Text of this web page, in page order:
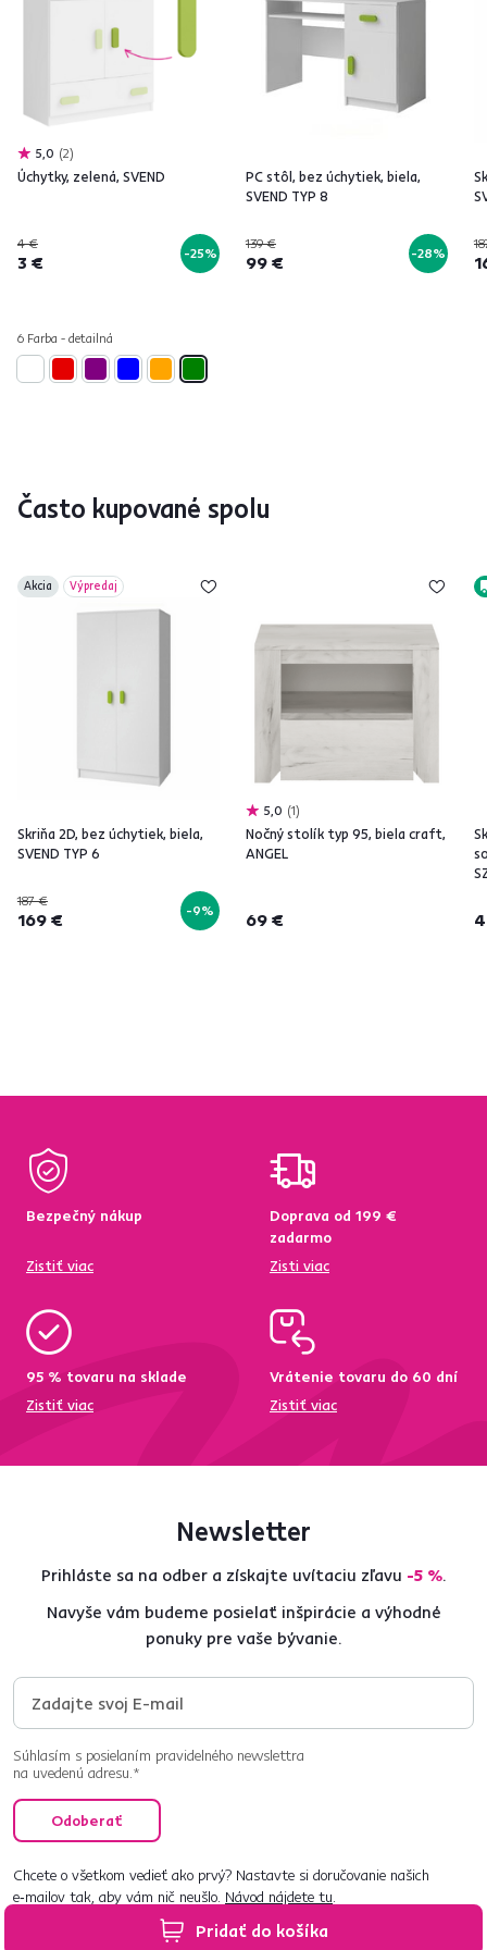
Pridať do košíka
5,0 2
Úchytky, zelená, SVEND
4 €
3 € -25%
6 Farba - detailná
PC stôl, bez úchytiek, biela,
SVEND TYP 8
139 €
99 € -28%
Často kupované spolu
Akcia Výpredaj
Skriňa 2D, bez úchytiek, biela,
SVEND TYP 6
187 €
169 € -9%
5,0 1
Nočný stolík typ 95, biela craft,
ANGEL
69 €
Bezpečný nákup
Zistiť viac
Doprava od 199 €
zadarmo
Zisti viac
95 % tovaru na sklade
Zistiť viac
Vrátenie tovaru do 60 dní
Zistiť viac
Newsletter
Prihláste sa na odber a získajte uvítaciu zľavu -5 %.
Navyše vám budeme posielať inšpirácie a výhodné
ponuky pre vaše bývanie.
Súhlasím s posielaním pravidelného newslettra
na uvedenú adresu.*
Odoberať
Chcete o všetkom vedieť ako prvý? Nastavte si doručovanie našich
e‑mailov tak, aby vám nič neušlo. Návod nájdete tu.